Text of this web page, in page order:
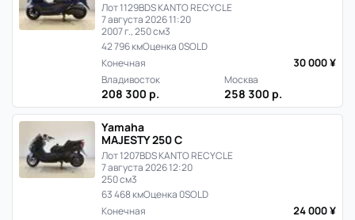
Лот 1129BDS KANTO RECYCLE
7 августа 2026 11:20
2007 г., 250 см3
42 796 кмОценка 0SOLD
Конечная
30 000 ¥
Владивосток
208 300 р.
Москва
258 300 р.
Yamaha
MAJESTY 250 C
Лот 1207BDS KANTO RECYCLE
7 августа 2026 12:20
250 см3
63 468 кмОценка 0SOLD
Конечная
24 000 ¥